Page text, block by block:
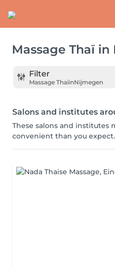
Massage Thaï in
Filter
Massage ThaïinNijmegen
Salons and institutes
These salons and institutes
convenient than you expect.